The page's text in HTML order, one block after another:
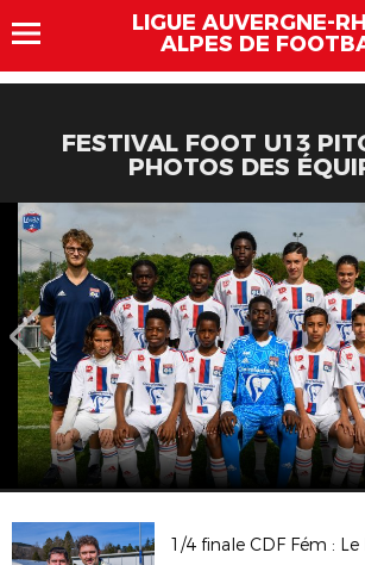
LIGUE AUVERGNE-
ALPES DE
FESTIVAL FOOT U13
PHOTOS DES